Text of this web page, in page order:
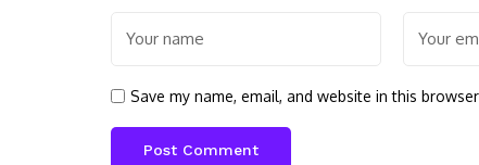
Save my name, email, and website in this